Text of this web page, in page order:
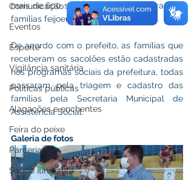
Comunicação
Eventos
Esporte
Vigilância sanitária
Políticas públicas
Alagações e enchentes
Feira do peixe
Parceria
Saúde Itinerante
mais de 600 sacolões que beneficiaram as
famílias feijoenses".
De acordo com o prefeito, as famílias que
receberam os sacolões estão cadastradas
nos programas sociais da prefeitura, todas
passaram pela triagem e cadastro das
famílias pela Secretaria Municipal de
Assistência Social.
Galeria de fotos